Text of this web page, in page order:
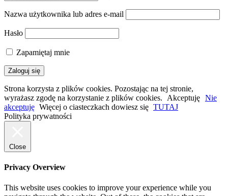
Nazwa użytkownika lub adres e-mail
Hasło
Zapamiętaj mnie
Strona korzysta z plików cookies. Pozostając na tej stronie,
wyrażasz zgodę na korzystanie z plików cookies.
Akceptuję Nie
akceptuję Więcej o ciasteczkach dowiesz się TUTAJ
Polityka prywatności
Close
Privacy Overview
This website uses cookies to improve your experience while you